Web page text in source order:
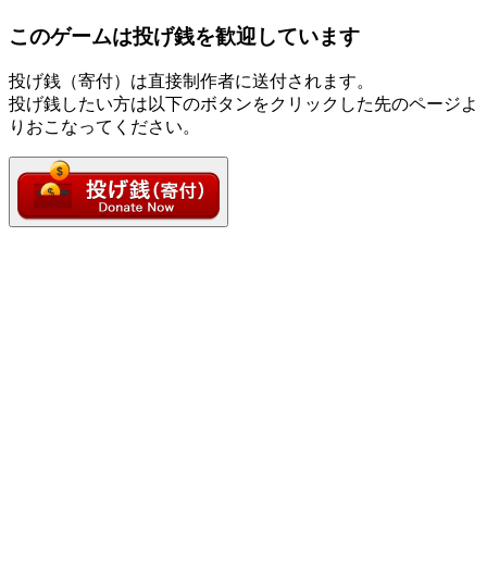
このゲームは投げ銭を歓迎しています
投げ銭（寄付）は直接制作者に送付されます。
投げ銭したい方は以下のボタンをクリックした先のページよ
りおこなってください。